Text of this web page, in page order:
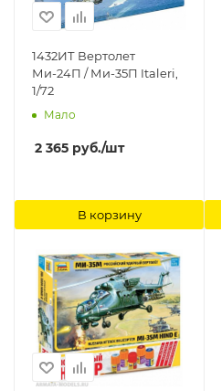
1432ИТ Вертолет
Ми-24П / Ми-35П Italeri,
1/72
Мало
2 365 руб./шт
В корзину